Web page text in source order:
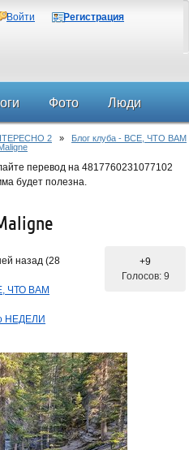
Войти Регистрация
Фото Люди
2 » Блог клуба - ВСЕ, ЧТО ВАМ
перевод на 4817760231077102
будет полезна.
назад (28
ЧТО ВАМ
НЕДЕЛИ
+9
Голосов: 9